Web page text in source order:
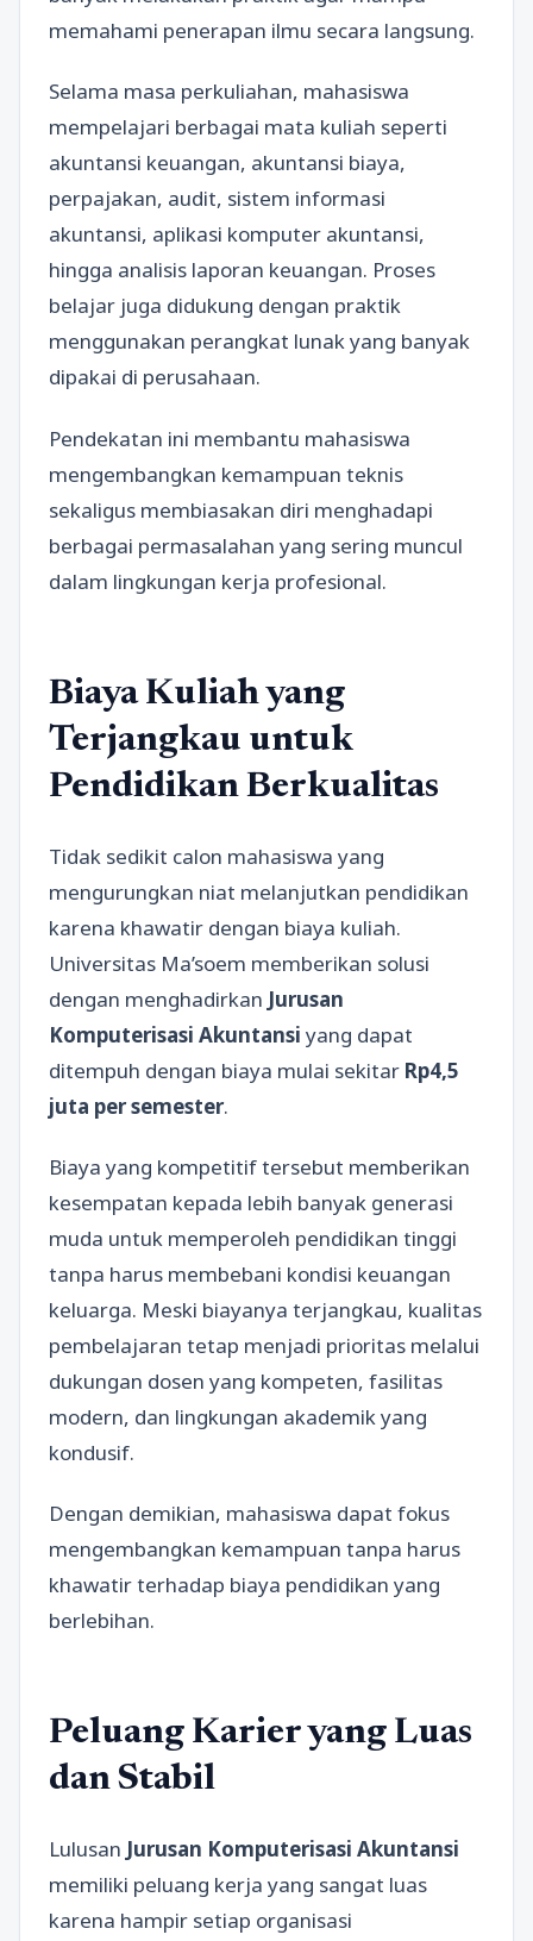
memahami penerapan ilmu secara langsung.
Selama masa perkuliahan, mahasiswa
mempelajari berbagai mata kuliah seperti
akuntansi keuangan, akuntansi biaya,
perpajakan, audit, sistem informasi
akuntansi, aplikasi komputer akuntansi,
hingga analisis laporan keuangan. Proses
belajar juga didukung dengan praktik
menggunakan perangkat lunak yang banyak
dipakai di perusahaan.
Pendekatan ini membantu mahasiswa
mengembangkan kemampuan teknis
sekaligus membiasakan diri menghadapi
berbagai permasalahan yang sering muncul
dalam lingkungan kerja profesional.
Biaya Kuliah yang
Terjangkau untuk
Pendidikan Berkualitas
Tidak sedikit calon mahasiswa yang
mengurungkan niat melanjutkan pendidikan
karena khawatir dengan biaya kuliah.
Universitas Ma’soem memberikan solusi
dengan menghadirkan Jurusan
Komputerisasi Akuntansi yang dapat
ditempuh dengan biaya mulai sekitar Rp4,5
juta per semester.
Biaya yang kompetitif tersebut memberikan
kesempatan kepada lebih banyak generasi
muda untuk memperoleh pendidikan tinggi
tanpa harus membebani kondisi keuangan
keluarga. Meski biayanya terjangkau, kualitas
pembelajaran tetap menjadi prioritas melalui
dukungan dosen yang kompeten, fasilitas
modern, dan lingkungan akademik yang
kondusif.
Dengan demikian, mahasiswa dapat fokus
mengembangkan kemampuan tanpa harus
khawatir terhadap biaya pendidikan yang
berlebihan.
Peluang Karier yang Luas
dan Stabil
Lulusan Jurusan Komputerisasi Akuntansi
memiliki peluang kerja yang sangat luas
karena hampir setiap organisasi